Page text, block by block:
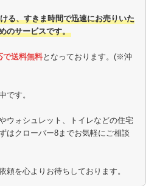
る、すきま時間で迅速にお売りいた
のサービスです。
で送料無料となっております。(※沖
です。
ウォシュレット、トイレなどの住宅
はクローバー8までお気軽にご相談
頼を心よりお待ちしております。